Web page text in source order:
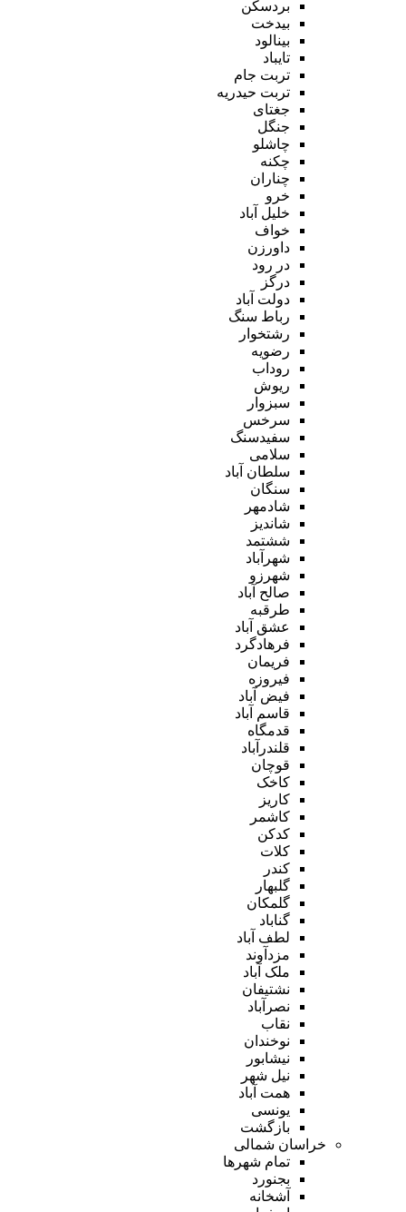
بردسکن
بیدخت
بینالود
تایباد
تربت جام
تربت حیدریه
جغتای
جنگل
چاشلو
چکنه
چناران
خرو
خلیل آباد
خواف
داورزن
در رود
درگز
دولت آباد
رباط سنگ
رشتخوار
رضویه
روداب
ریوش
سبزوار
سرخس
سفیدسنگ
سلامی
سلطان آباد
سنگان
شادمهر
شاندیز
ششتمد
شهرآباد
شهرزو
صالح آباد
طرقبه
عشق آباد
فرهادگرد
فریمان
فیروزه
فیض آباد
قاسم آباد
قدمگاه
قلندرآباد
قوچان
کاخک
کاریز
کاشمر
کدکن
کلات
کندر
گلبهار
گلمکان
گناباد
لطف آباد
مزدآوند
ملک آباد
نشتیفان
نصرآباد
نقاب
نوخندان
نیشابور
نیل شهر
همت آباد
یونسی
بازگشت
خراسان شمالی
تمام شهر‌ها
بجنورد
آشخانه